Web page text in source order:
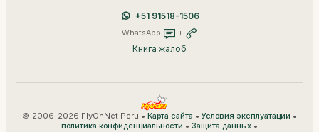
+51 91518-1506
WhatsApp +
Книга жалоб
© 2006-2026 FlyOnNet Peru • Карта сайта • Условия эксплуатации •
политика конфиденциальности • Защита данных •